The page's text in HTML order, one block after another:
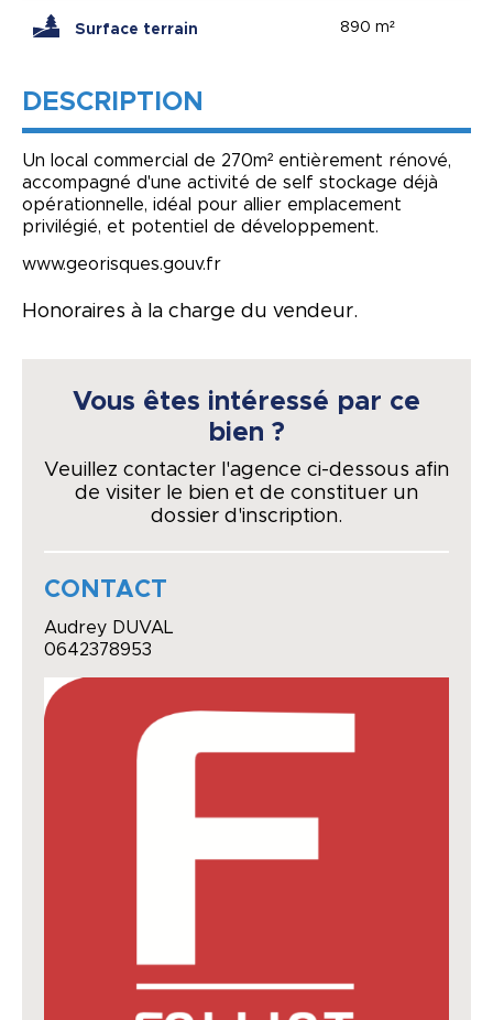
Surface terrain 890 m²
DESCRIPTION
Un local commercial de 270m² entièrement rénové,
accompagné d'une activité de self stockage déjà
opérationnelle, idéal pour allier emplacement
privilégié, et potentiel de développement.
www.georisques.gouv.fr
Honoraires à la charge du vendeur.
Vous êtes intéressé par ce
bien ?
Veuillez contacter l'agence ci-dessous afin
de visiter le bien et de constituer un
dossier d'inscription.
CONTACT
Audrey DUVAL
0642378953